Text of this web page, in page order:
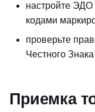
настройте ЭДО
кодами
проверьте
Честного
Приемка